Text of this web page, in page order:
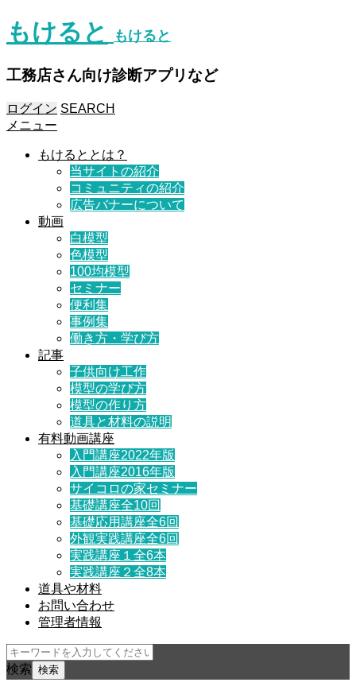
もけると もけると
工務店さん向け診断アプリなど
ログイン SEARCH
メニュー
もけるととは？
当サイトの紹介
コミュニティの紹介
広告バナーについて
動画
白模型
色模型
100均模型
セミナー
便利集
事例集
働き方・学び方
記事
子供向け工作
模型の学び方
模型の作り方
道具と材料の説明
有料動画講座
入門講座2022年版
入門講座2016年版
サイコロの家セミナー
基礎講座全10回
基礎応用講座全6回
外観実践講座全6回
実践講座１全6本
実践講座２全8本
道具や材料
お問い合わせ
管理者情報
検索